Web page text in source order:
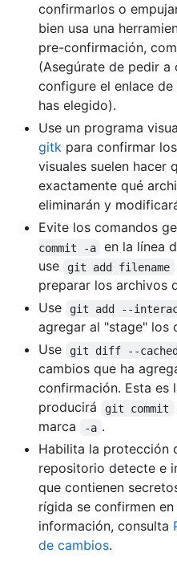
confirmarlos o
bien usa una
pre-confirmación,
(Asegúrate de pedir
configure el enlace
has elegido).
Use un programa
gitk para confirmar
visuales suelen hacer
exactamente qué
eliminarán y
Evite los comandos
commit -a
en la línea
use
git add filename
preparar los archivos
Use
git add --
agregar al "stage" los
Use
git diff --
cambios que ha
confirmación. Esta es
producirá
git commit
marca
-a .
Habilita la protección
repositorio detecte e
que contienen
rígida se confirmen
información, consulta
de cambios.